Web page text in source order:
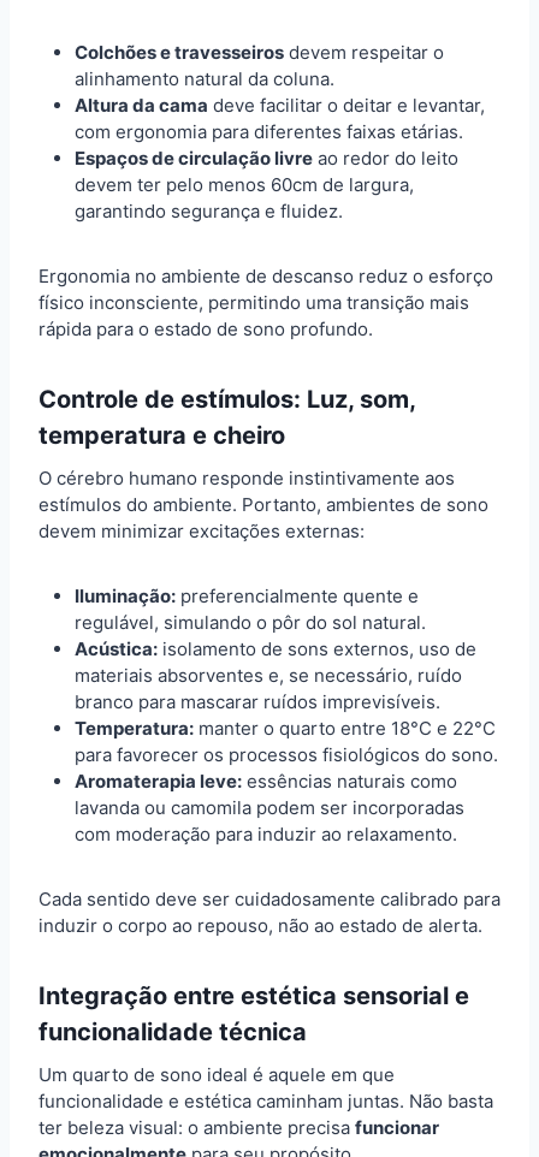
Colchões e travesseiros devem respeitar o
alinhamento natural da coluna.
Altura da cama deve facilitar o deitar e levantar,
com ergonomia para diferentes faixas etárias.
Espaços de circulação livre ao redor do leito
devem ter pelo menos 60cm de largura,
garantindo segurança e fluidez.
Ergonomia no ambiente de descanso reduz o esforço
físico inconsciente, permitindo uma transição mais
rápida para o estado de sono profundo.
Controle de estímulos: Luz, som,
temperatura e cheiro
O cérebro humano responde instintivamente aos
estímulos do ambiente. Portanto, ambientes de sono
devem minimizar excitações externas:
Iluminação: preferencialmente quente e
regulável, simulando o pôr do sol natural.
Acústica: isolamento de sons externos, uso de
materiais absorventes e, se necessário, ruído
branco para mascarar ruídos imprevisíveis.
Temperatura: manter o quarto entre 18°C e 22°C
para favorecer os processos fisiológicos do sono.
Aromaterapia leve: essências naturais como
lavanda ou camomila podem ser incorporadas
com moderação para induzir ao relaxamento.
Cada sentido deve ser cuidadosamente calibrado para
induzir o corpo ao repouso, não ao estado de alerta.
Integração entre estética sensorial e
funcionalidade técnica
Um quarto de sono ideal é aquele em que
funcionalidade e estética caminham juntas. Não basta
ter beleza visual: o ambiente precisa funcionar